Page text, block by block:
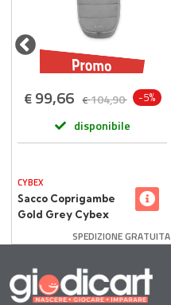
€ 99,66 €104,90 -5%
disponibile
CYBEX
Sacco Coprigambe
Gold Grey Cybex
SPEDIZIONE GRATUITA